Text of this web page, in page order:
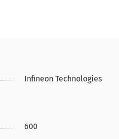
Infineon Technologies
600